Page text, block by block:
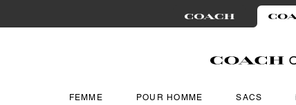
FEMME POUR HOMME SACS